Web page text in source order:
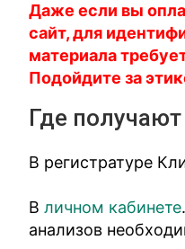
Даже если вы
сайт, для
материала
Подойдите за
Где
В регистратуре
Вличном кабинете
анализов